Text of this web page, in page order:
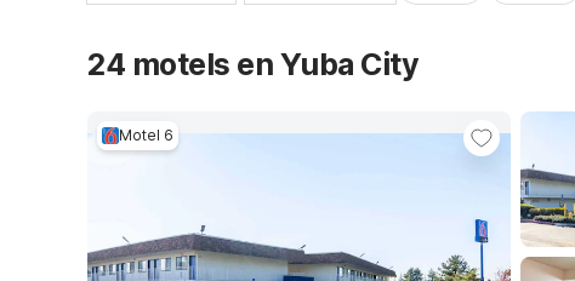
24 motels en Yuba City
Motel 6